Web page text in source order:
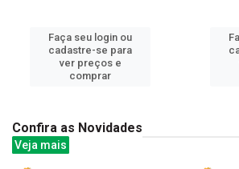
Faça seu login ou
cadastre-se para
ver preços e
comprar
Confira as Novidades
Veja mais